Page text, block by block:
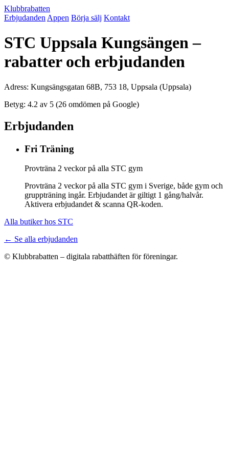
Klubbrabatten
Erbjudanden Appen Börja sälj Kontakt
STC Uppsala Kungsängen –
rabatter och erbjudanden
Adress: Kungsängsgatan 68B, 753 18, Uppsala (Uppsala)
Betyg: 4.2 av 5 (26 omdömen på Google)
Erbjudanden
Fri Träning
Provträna 2 veckor på alla STC gym
Provträna 2 veckor på alla STC gym i Sverige, både gym och
gruppträning ingår. Erbjudandet är giltigt 1 gång/halvår.
Aktivera erbjudandet & scanna QR-koden.
Alla butiker hos STC
← Se alla erbjudanden
© Klubbrabatten – digitala rabatthäften för föreningar.